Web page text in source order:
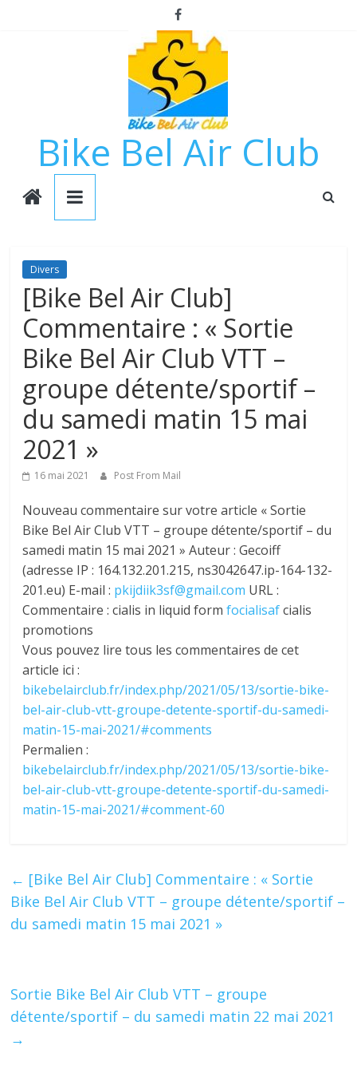
Bike Bel Air Club
Divers
[Bike Bel Air Club]
Commentaire : « Sortie
Bike Bel Air Club VTT –
groupe détente/sportif –
du samedi matin 15 mai
2021 »
16 mai 2021 Post From Mail
Nouveau commentaire sur votre article « Sortie
Bike Bel Air Club VTT – groupe détente/sportif – du
samedi matin 15 mai 2021 » Auteur : Gecoiff
(adresse IP : 164.132.201.215, ns3042647.ip-164-132-
201.eu) E-mail : pkijdiik3sf@gmail.com URL :
Commentaire : cialis in liquid formfocialisafcialis
promotions
Vous pouvez lire tous les commentaires de cet
article ici :
bikebelairclub.fr/index.php/2021/05/13/sortie-bike-
bel-air-club-vtt-groupe-detente-sportif-du-samedi-
matin-15-mai-2021/#comments
Permalien :
bikebelairclub.fr/index.php/2021/05/13/sortie-bike-
bel-air-club-vtt-groupe-detente-sportif-du-samedi-
matin-15-mai-2021/#comment-60
← [Bike Bel Air Club] Commentaire : « Sortie
Bike Bel Air Club VTT – groupe détente/sportif –
du samedi matin 15 mai 2021 »
Sortie Bike Bel Air Club VTT – groupe
détente/sportif – du samedi matin 22 mai 2021
→